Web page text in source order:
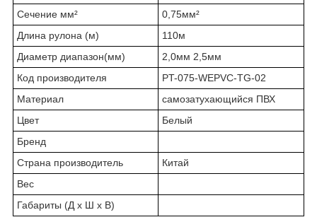
Сечение мм²
0,75мм²
Длина рулона (м)
110м
Диаметр диапазон(мм)
2,0мм 2,5мм
Код производителя
PT-075-WEPVC-TG-02
Материал
самозатухающийся ПВХ
Цвет
Белый
Бренд
Страна производитель
Китай
Вес
Габариты (Д х Ш х В)